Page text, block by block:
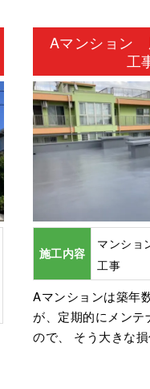
Aマンション
工
施工内容
マンシ
工事
Aマンションは築年
が、定期的にメンテ
ので、 そう大きな